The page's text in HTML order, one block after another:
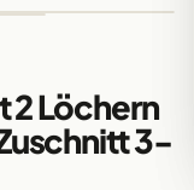
2 Löchern
3-